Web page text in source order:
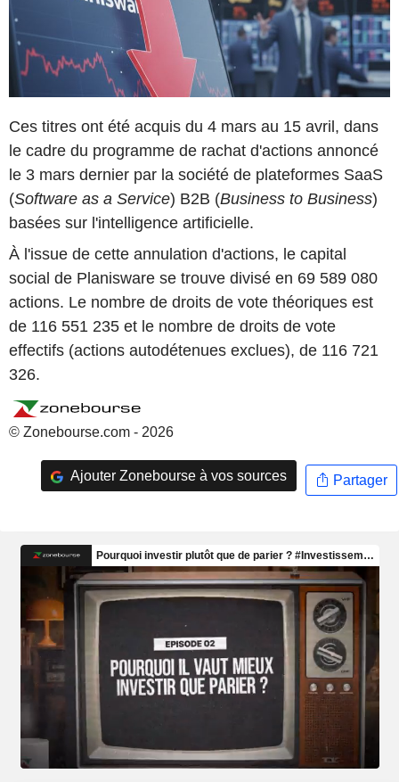
Ces titres ont été acquis du 4 mars au 15 avril, dans
le cadre du programme de rachat d'actions annoncé
le 3 mars dernier par la société de plateformes SaaS
(Software as a Service) B2B (Business to Business)
basées sur l'intelligence artificielle.
À l'issue de cette annulation d'actions, le capital
social de Planisware se trouve divisé en 69 589 080
actions. Le nombre de droits de vote théoriques est
de 116 551 235 et le nombre de droits de vote
effectifs (actions autodétenues exclues), de 116 721
326.
© Zonebourse.com - 2026
Ajouter Zonebourse à vos sources Partager